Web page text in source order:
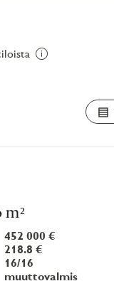
452 000 €
218.8 €
16/16
muuttovalmis